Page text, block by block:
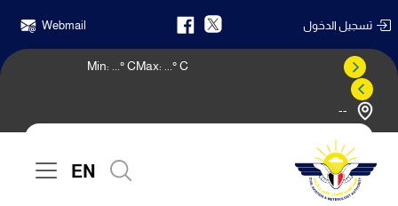
تسجيل الدخول Webmail
--
Max: ° C
Min: ° C
EN